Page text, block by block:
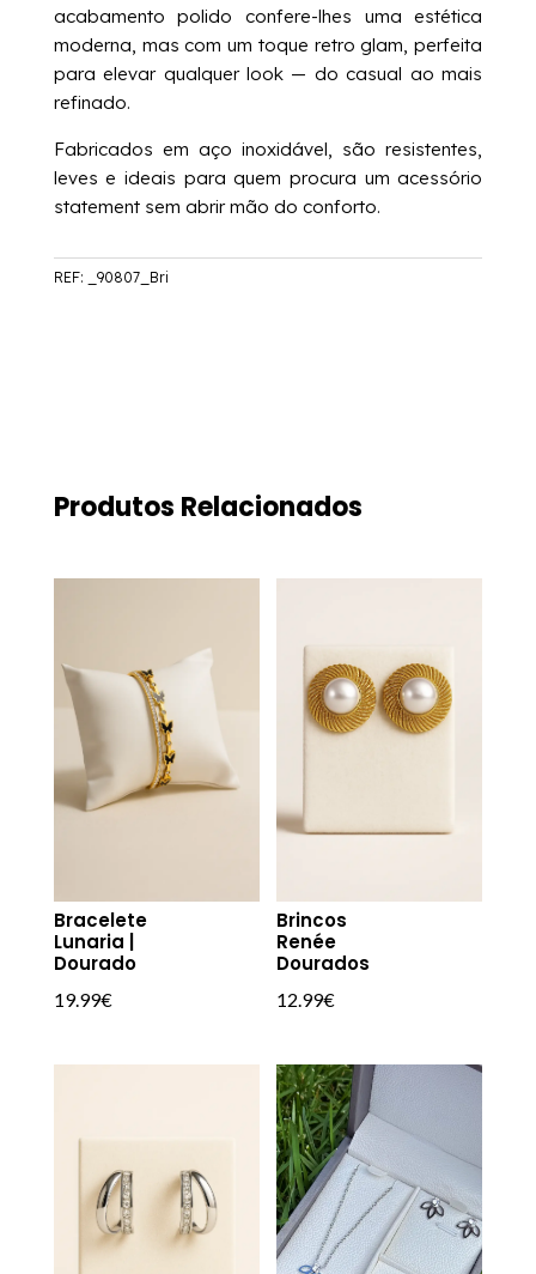
acabamento polido confere-lhes uma estética
moderna, mas com um toque retro glam, perfeita
para elevar qualquer look — do casual ao mais
refinado.
Fabricados em aço inoxidável, são resistentes,
leves e ideais para quem procura um acessório
statement sem abrir mão do conforto.
REF: _90807_Bri
Produtos Relacionados
Bracelete
Lunaria |
Dourado
19.99€
Brincos
Renée
Dourados
12.99€